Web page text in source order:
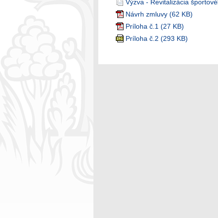
Výzva - Revitalizácia
Návrh zmluvy (62 KB)
Príloha č.1 (27 KB)
Príloha č.2 (293 KB)